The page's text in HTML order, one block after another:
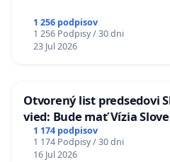
1 256 podpisov
1 256 Podpisy / 30 dni
23 Jul 2026
Otvorený list predsedovi
vied: Bude mať Vízia
chrbticu?
1 174 podpisov
1 174 Podpisy / 30 dni
16 Jul 2026